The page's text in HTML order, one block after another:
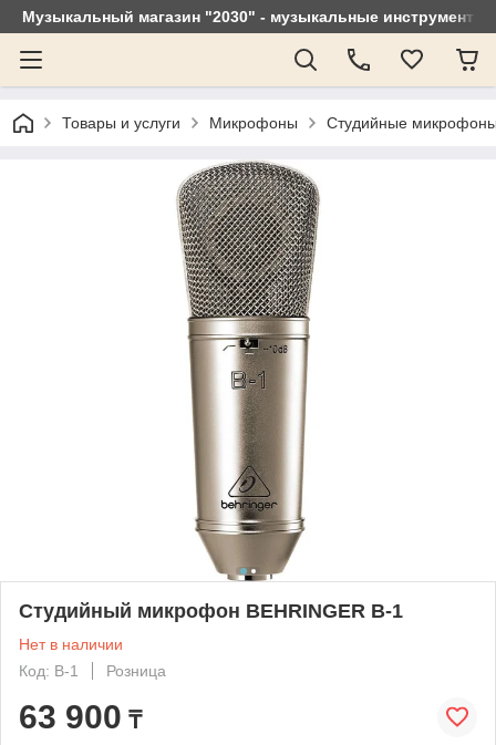
Музыкальный магазин "2030" - музыкальные
Товары и услуги Микрофоны Студийные
Студийный микрофон BEHRINGER B-1
Нет в наличии
Код: B-1
Розница
63 900 ₸